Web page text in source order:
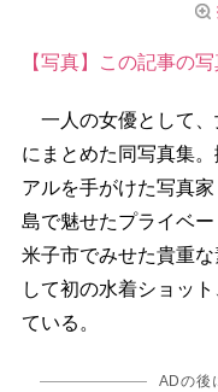
【写真】この記事の
一人の女優として、
にまとめた同写真集
アルを手がけた写真
島で魅せたプライベ
米子市でみせた貴重
して初の水着ショッ
ている。
ADの後